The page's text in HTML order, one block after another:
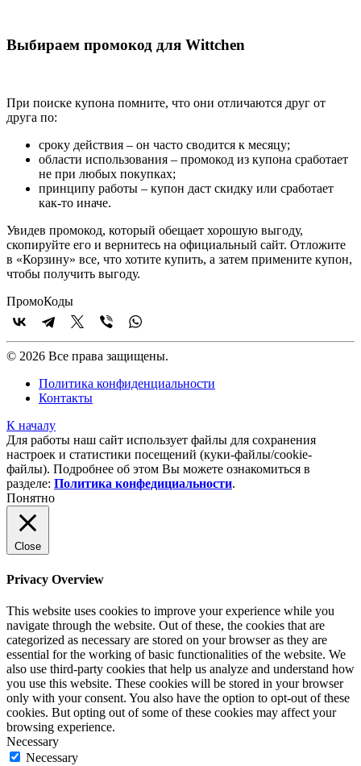
Выбираем промокод для Wittchen
При поиске купона помните, что они отличаются друг от
друга по:
сроку действия – он часто сводится к месяцу;
области использования – промокод из купона сработает
не при любых покупках;
принципу работы – купон даст скидку или сработает
как-то иначе.
Увидев промокод, который обещает хорошую выгоду,
скопируйте его и вернитесь на официальный сайт. Отложите
в «Корзину» все, что хотите купить, а затем примените купон,
чтобы получить выгоду.
ПромоКоды
© 2026 Все права защищены.
Политика конфиденциальности
Контакты
К началу
Для работы наш сайт использует файлы для сохранения
настроек и статистики посещений (куки‑файлы/cookie-
файлы). Подробнее об этом Вы можете ознакомиться в
разделе: Политика конфедициальности.
Понятно
Close
Privacy Overview
This website uses cookies to improve your experience while you
navigate through the website. Out of these, the cookies that are
categorized as necessary are stored on your browser as they are
essential for the working of basic functionalities of the website. We
also use third-party cookies that help us analyze and understand how
you use this website. These cookies will be stored in your browser
only with your consent. You also have the option to opt-out of these
cookies. But opting out of some of these cookies may affect your
browsing experience.
Necessary
Necessary